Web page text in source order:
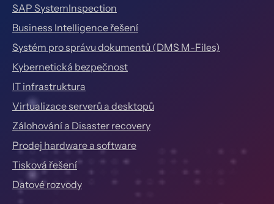
SAP SystemInspection
Business Intelligence řešení
Systém pro správu dokumentů (DMS M-Files)
Kybernetická bezpečnost
IT infrastruktura
Virtualizace serverů a desktopů
Zálohování a Disaster recovery
Prodej hardware a software
Tisková řešení
Datové rozvody